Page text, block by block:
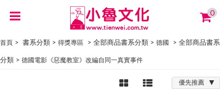
0
首頁 > 書系分類 > 得獎專區 > 全部商品書系分類 > 德國 > 全部商品書系
分類 > 德國電影《惡魔教室》改編自同一真實事件
優先推薦